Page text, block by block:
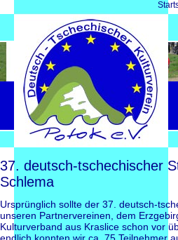
37. deutsch-tschechischer
Schlema
Ursprünglich sollte der 37. deutsch-
unseren Partnervereinen, dem
Kulturverband aus Kraslice schon vor